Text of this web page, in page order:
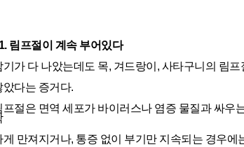
림프절이 계속 부어있다
기가 다 나았는데도 목, 겨드랑이, 사타구니의 림
았다는 증거다.
프절은 면역 세포가 바이러스나 염증 물질과 싸우
게 만져지거나, 통증 없이 부기만 지속되는 경우